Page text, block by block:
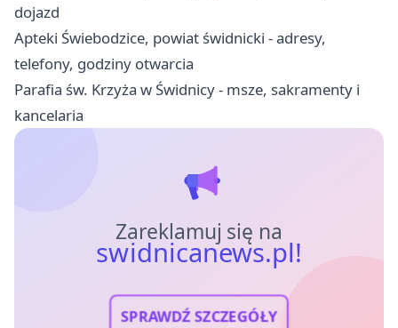
dojazd
Apteki Świebodzice, powiat świdnicki - adresy,
telefony, godziny otwarcia
Parafia św. Krzyża w Świdnicy - msze, sakramenty i
kancelaria
Zareklamuj się na
swidnicanews.pl!
SPRAWDŹ SZCZEGÓŁY